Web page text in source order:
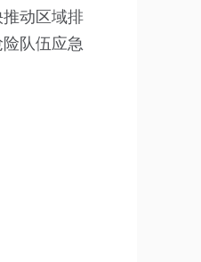
动区域排
队伍应急